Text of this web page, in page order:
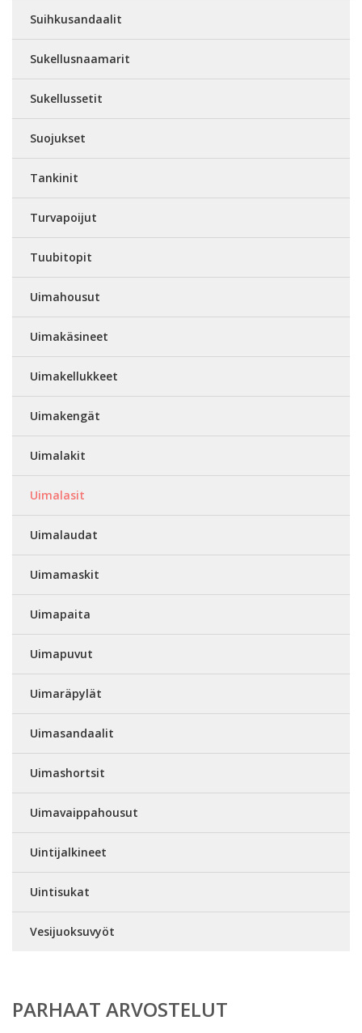
Suihkusandaalit
Sukellusnaamarit
Sukellussetit
Suojukset
Tankinit
Turvapoijut
Tuubitopit
Uimahousut
Uimakäsineet
Uimakellukkeet
Uimakengät
Uimalakit
Uimalasit
Uimalaudat
Uimamaskit
Uimapaita
Uimapuvut
Uimaräpylät
Uimasandaalit
Uimashortsit
Uimavaippahousut
Uintijalkineet
Uintisukat
Vesijuoksuvyöt
PARHAAT ARVOSTELUT